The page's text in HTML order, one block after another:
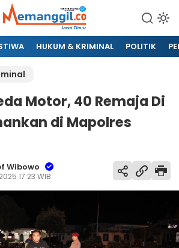
HUKUM & KRIMINAL POLITIK
Motor, 40 Remaja Di
di Mapolres
Wibowo
17:23 WIB